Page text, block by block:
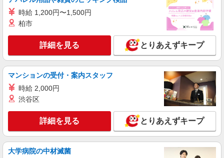
株式会社トラストグロース 新宿本社 第1営業部
有料老人ホームでの看護師
キープ 詳細を見る
派遣社員
株式会社トラストグロース 新宿本社 第1営業部
時給：2200円〜2300円 ※資格や経験などによ
東京都足立区
時給 1,200円〜1,500円
柏市
詳細を見る とりあえずキープ
マンションの受付・案内スタッフ
時給 2,000円
渋谷区
詳細を見る とりあえずキープ
大学病院の中材滅菌